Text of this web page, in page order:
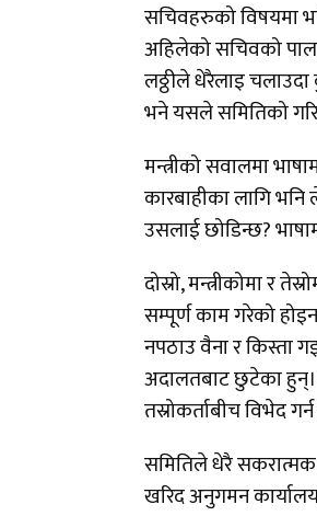
सचिवहरुको विषयमा
अहिलेको सचिवको
लठ्ठीले धेरैलाइ
भने यसले समितिको
मन्त्रीको सवालमा
कारबाहीका लागि
उसलाई छोडिन्छ?
दोस्रो, मन्त्रीकोमा र
सम्पूर्ण काम गरेको
नपठाउ वैना र किस्ता
अदालतबाट छुटेका
तस्रोकर्ताबीच विभेद
समितिले धेरै
खरिद अनुगमन